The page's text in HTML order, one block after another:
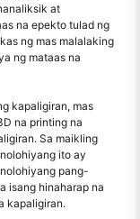
at
na epekto tulad ng
ng mas malalaking
ng mataas na
kapaligiran, mas
na printing na
Sa maikling
ito ay
pang-
isang hinaharap na
kapaligiran.